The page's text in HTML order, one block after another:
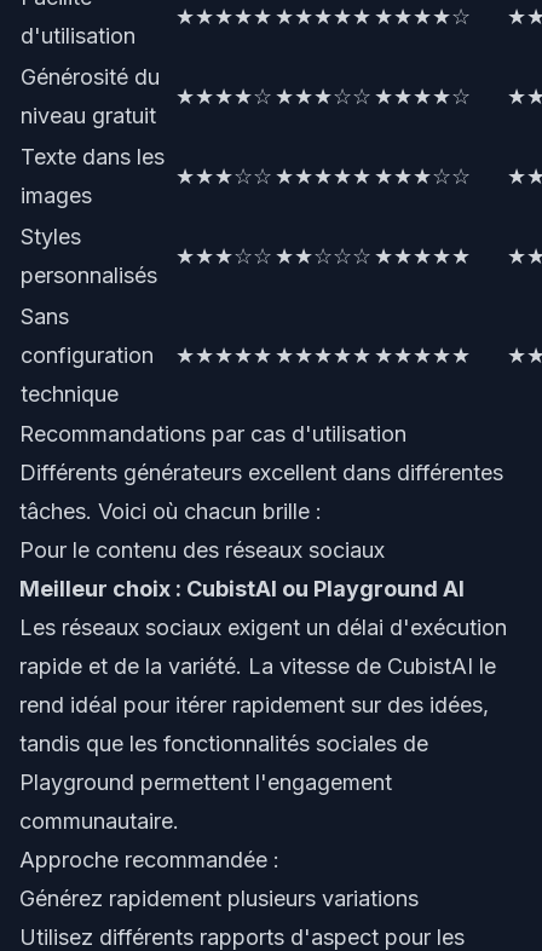
d'utilisation
★★★★★★★★★★★★★★☆
Générosité du
niveau gratuit
★★★★☆★★★☆☆★★★★☆
Texte dans les
images
★★★☆☆★★★★★★★★☆☆
Styles
personnalisés
★★★☆☆★★☆☆☆★★★★★
Sans
configuration
technique
★★★★★★★★★★★★★★★
Recommandations par cas d'utilisation
Différents générateurs excellent dans différentes
tâches. Voici où chacun brille :
Pour le contenu des réseaux sociaux
Meilleur choix : CubistAI ou Playground AI
Les réseaux sociaux exigent un délai d'exécution
rapide et de la variété. La vitesse de CubistAI le
rend idéal pour itérer rapidement sur des idées,
tandis que les fonctionnalités sociales de
Playground permettent l'engagement
communautaire.
Approche recommandée :
Générez rapidement plusieurs variations
Utilisez différents rapports d'aspect pour les